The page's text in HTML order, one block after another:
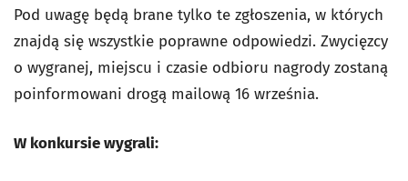
Pod uwagę będą brane tylko te zgłoszenia, w których
znajdą się wszystkie poprawne odpowiedzi. Zwycięzcy
o wygranej, miejscu i czasie odbioru nagrody zostaną
poinformowani drogą mailową 16 września.
W konkursie wygrali: